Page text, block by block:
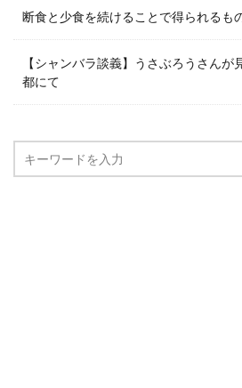
断食と少食を続けることで得られるも
【シャンバラ談義】うさぶろうさん
都にて